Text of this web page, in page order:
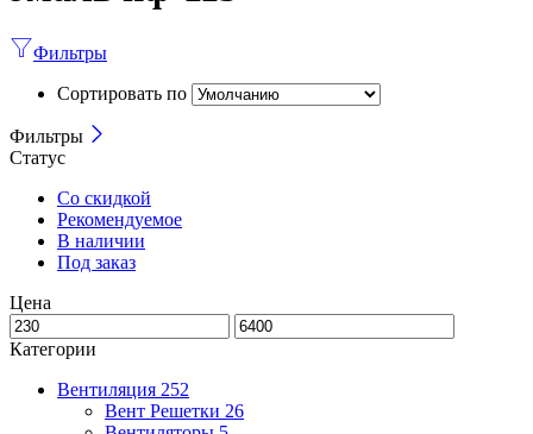
Фильтры
Сортировать по
Фильтры
Статус
Со скидкой
Рекомендуемое
В наличии
Под заказ
Цена
Категории
Вентиляция 252
Вент Решетки 26